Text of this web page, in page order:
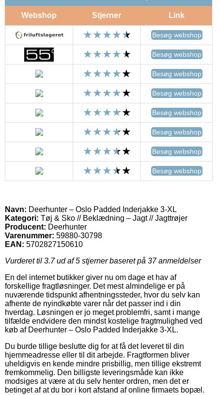
Webshop Stjerner Link
Besøg webshop
Besøg webshop
Besøg webshop
Besøg webshop
Besøg webshop
Besøg webshop
Besøg webshop
Besøg webshop
Navn: Deerhunter – Oslo Padded Inderjakke 3-XL
Kategori: Tøj & Sko // Beklædning – Jagt // Jagttrøjer
Producent: Deerhunter
Varenummer: 59880-30798
EAN: 5702827150610
Vurderet til 3.7ud af 5 stjerner baseret på 37anmeldelser
En del internet butikker giver nu om dage et hav af
forskellige fragtløsninger. Det mest almindelige er på
nuværende tidspunkt afhentningssteder, hvor du selv kan
afhente de nyindkøbte varer når det passer ind i din
hverdag. Løsningen er jo meget problemfri, samt i mange
tilfælde endvidere den mindst kostelige fragtmulighed ved
køb af Deerhunter – Oslo Padded Inderjakke 3-XL.
Du burde tillige beslutte dig for at få det leveret til din
hjemmeadresse eller til dit arbejde. Fragtformen bliver
uheldigvis en kende mindre prisbillig, men tillige ekstremt
fremkommelig. Den billigste leveringsmåde kan ikke
modsiges at være at du selv henter ordren, men det er
betinget af at du bor i kort afstand af online firmaets bopæl.